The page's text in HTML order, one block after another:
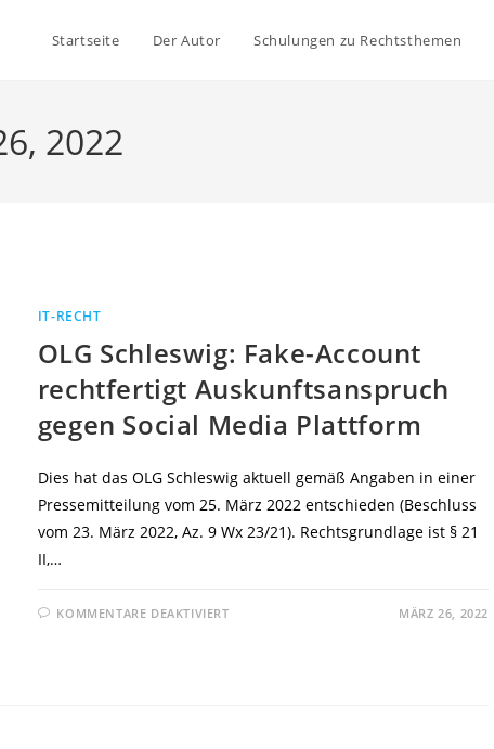
Startseite Der Autor Schulungen zu Rechtsthemen
2022
IT-RECHT
OLG Schleswig: Fake-Account
rechtfertigt Auskunftsanspruch
gegen Social Media Plattform
Dies hat das OLG Schleswig aktuell gemäß Angaben in einer
Pressemitteilung vom 25. März 2022 entschieden (Beschluss
vom 23. März 2022, Az. 9 Wx 23/21). Rechtsgrundlage ist § 21
II,…
KOMMENTARE DEAKTIVIERTFÜR MÄRZ 26, 2022